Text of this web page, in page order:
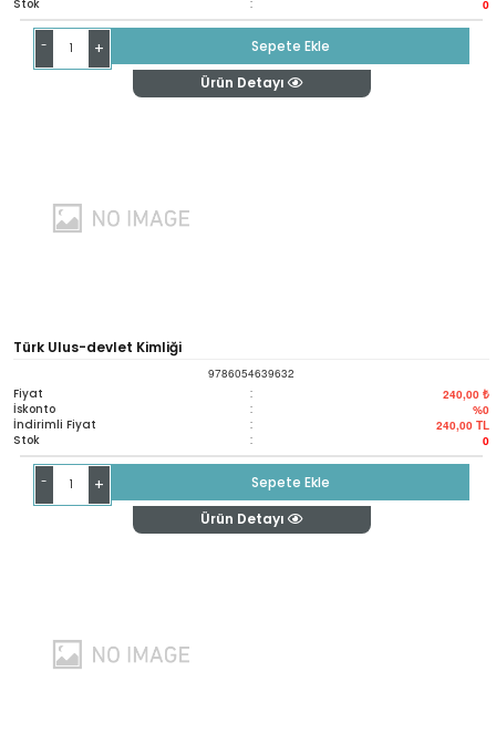
Stok : 0
- +
Sepete Ekle
Ürün Detayı
Türk Ulus-devlet Kimliği
9786054639632
Fiyat : 240,00 ₺
İskonto : %0
İndirimli Fiyat : 240,00 TL
Stok : 0
- +
Sepete Ekle
Ürün Detayı